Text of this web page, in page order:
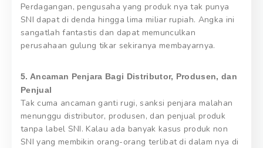
Perdagangan, pengusaha yang produk nya tak punya
SNI dapat di denda hingga lima miliar rupiah. Angka ini
sangatlah fantastis dan dapat memunculkan
perusahaan gulung tikar sekiranya membayarnya.
5. Ancaman Penjara Bagi Distributor, Produsen, dan
Penjual
Tak cuma ancaman ganti rugi, sanksi penjara malahan
menunggu distributor, produsen, dan penjual produk
tanpa label SNI. Kalau ada banyak kasus produk non
SNI yang membikin orang-orang terlibat di dalam nya di